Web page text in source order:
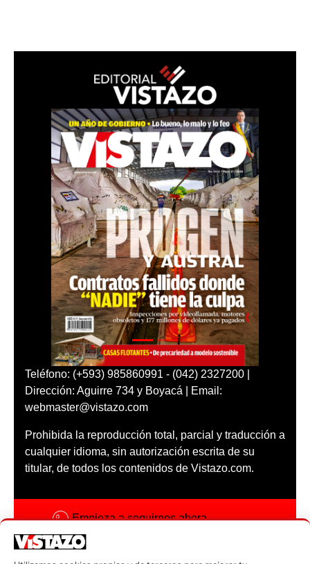
Teléfono: (+593) 985860991 - (042) 2327200 |
Dirección: Aguirre 734 y Boyacá | Email:
webmaster@vistazo.com
Prohibida la reproducción total, parcial y traducción a
cualquier idioma, sin autorización escrita de su
titular, de todos los contenidos de Vistazo.com.
Empieza a seguirnos ahora